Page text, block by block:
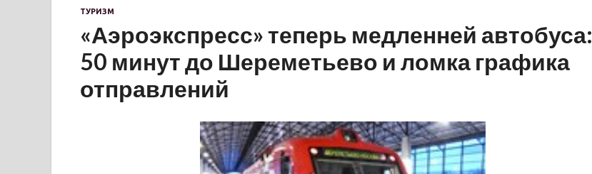
ТУРИЗМ
«Аэроэкспресс» теперь медленней автобуса:
50 минут до Шереметьево и ломка графика
отправлений